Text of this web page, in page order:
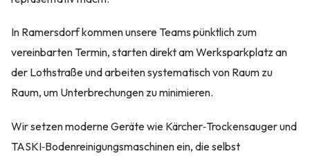
In Ramersdorf kommen unsere Teams pünktlich zum
vereinbarten Termin, starten direkt am Werksparkplatz an
der Lothstraße und arbeiten systematisch von Raum zu
Raum, um Unterbrechungen zu minimieren.
Wir setzen moderne Geräte wie Kärcher‑Trockensauger und
TASKI‑Bodenreinigungsmaschinen ein, die selbst